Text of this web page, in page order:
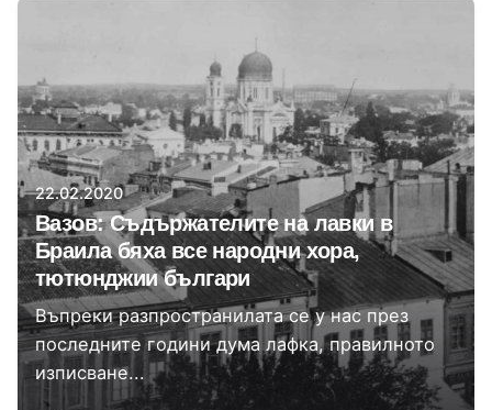
22.02.2020
Вазов: Съдържателите на лавки в
Браила бяха все народни хора,
тютюнджии българи
Въпреки разпространилата се у нас през
последните години дума лафка, правилното
изписване...